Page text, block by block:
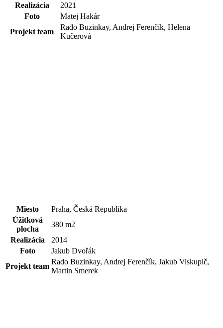
Realizácia
2021
Foto
Matej Hakár
Projekt team
Rado Buzinkay, Andrej Ferenčík, Helena
Kučerová
Miesto
Praha, Česká Republika
Úžitková
plocha
380 m2
Realizácia
2014
Foto
Jakub Dvořák
Projekt team
Rado Buzinkay, Andrej Ferenčík, Jakub Viskupič,
Martin Smerek